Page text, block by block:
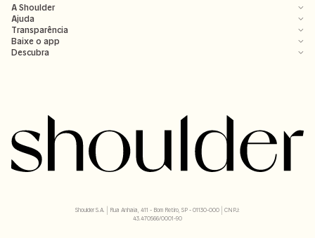
A Shoulder
Ajuda
Transparência
Baixe o app
Descubra
Shoulder S.A. | Rua Anhaia, 411 - Bom Retiro, SP - 01130-000 | CNPJ:
43.470566/0001-90